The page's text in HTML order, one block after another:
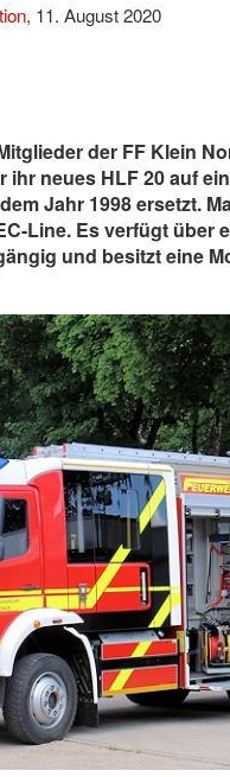
, 11. August 2020
der FF Klein
neues HLF 20 auf
Jahr 1998 ersetzt.
Line. Es verfügt über
und besitzt eine